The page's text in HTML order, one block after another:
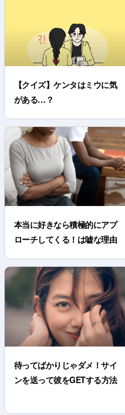
【クイズ】ケンタはミウに気
がある…？
本当に好きなら積極的にアプ
ローチしてくる！は嘘な理由
待ってばかりじゃダメ！サイ
ンを送って彼をGETする方法